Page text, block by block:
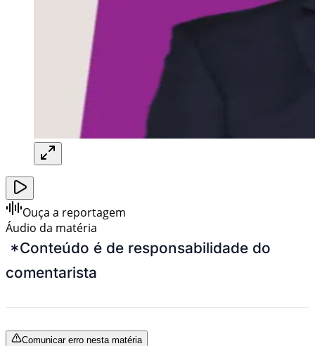
Ouça a reportagem
Áudio da matéria
*Conteúdo é de responsabilidade do
comentarista
Comunicar erro nesta matéria